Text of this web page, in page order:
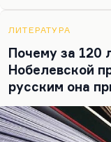
ЛИТЕРАТУРА
Почему за 120
Нобелевской
русским она